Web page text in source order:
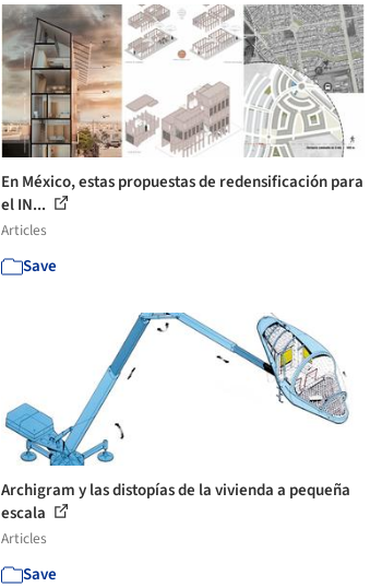
En México, estas propuestas de redensificación para
el IN...
Articles
Save
Archigram y las distopías de la vivienda a pequeña
escala
Articles
Save